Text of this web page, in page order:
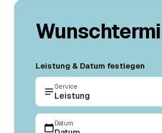
Leistung & Datum festlegen
Service
Leistung
Datum